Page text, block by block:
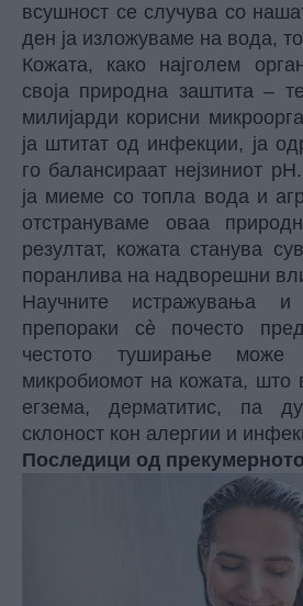
всушност се случува со
ден ја изложуваме на вода,
Кожата, како најголем
своја природна заштита –
милијарди корисни
ја штитат од инфекции, ја
го балансираат нејзиниот
ја миеме со топла вода и
отстрануваме оваа
резултат, кожата станува
поранлива на надворешни
Научните истражувања и
препораки сè почесто
честото туширање
микробиомот на кожата, што
егзема, дерматитис, па
склоност кон алергии и
Последици од